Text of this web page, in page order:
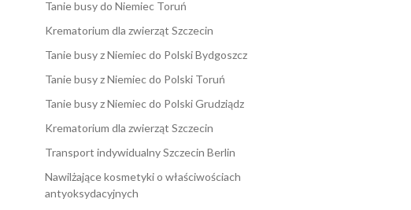
Tanie busy do Niemiec Toruń
Krematorium dla zwierząt Szczecin
Tanie busy z Niemiec do Polski Bydgoszcz
Tanie busy z Niemiec do Polski Toruń
Tanie busy z Niemiec do Polski Grudziądz
Krematorium dla zwierząt Szczecin
Transport indywidualny Szczecin Berlin
Nawilżające kosmetyki o właściwościach
antyoksydacyjnych